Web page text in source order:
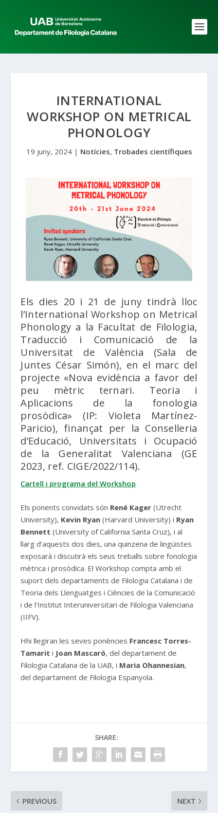
INTERNATIONAL
WORKSHOP ON METRICAL
PHONOLOGY
19 juny, 2024| Notícies, Trobades científiques
Els dies 20 i 21 de juny tindrà lloc
l’International Workshop on Metrical
Phonology a la Facultat de Filologia,
Traducció i Comunicació de la
Universitat de València (Sala de
Juntes César Simón), en el marc del
projecte «Nova evidència a favor del
peu mètric ternari. Teoria i
Aplicacions de la fonologia
prosòdica» (IP: Violeta Martínez-
Paricio), finançat per la Conselleria
d’Educació, Universitats i Ocupació
de la Generalitat Valenciana (GE
2023, ref. CIGE/2022/114).
Cartell i programa del Workshop
Els ponents convidats són René Kager (Utrecht
University), Kevin Ryan (Harvard University) i Ryan
Bennett (University of California Santa Cruz), i al
llarg d’aquests dos dies, una quinzena de lingüistes
exposarà i discutirà els seus treballs sobre fonologia
mètrica i prosòdica. El Workshop compta amb el
suport dels departaments de Filologia Catalana i de
Teoria dels Llenguatges i Ciències de la Comunicació
i de l’Institut Interuniversitari de Filologia Valenciana
(IIFV).
Hhi llegiran les seves ponències Francesc Torres-
Tamarit i Joan Mascaró, del departament de
Filologia Catalana de la UAB, i Maria Ohannesian,
del departament de Filologia Espanyola.
SHARE:
PREVIOUS NEXT